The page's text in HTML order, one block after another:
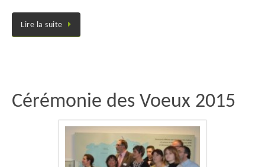
Lire la suite
Cérémonie des Voeux 2015